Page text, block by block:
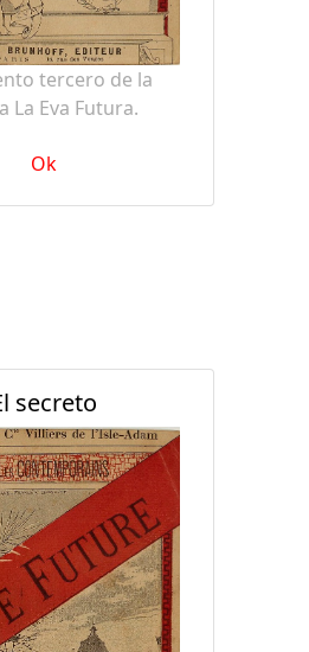
tercero de la
La Eva Futura.
Ok
secreto